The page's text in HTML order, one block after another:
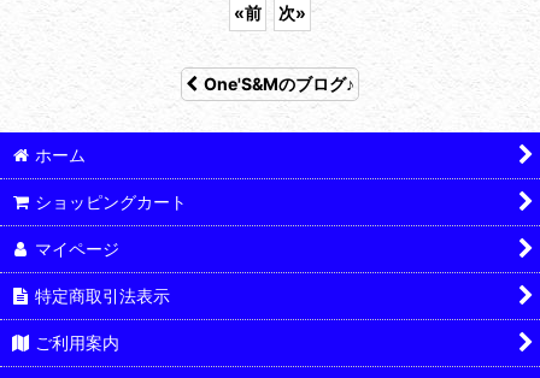
«前 次»
One'S&Mのブログ♪
ホーム
ショッピングカート
マイページ
特定商取引法表示
ご利用案内